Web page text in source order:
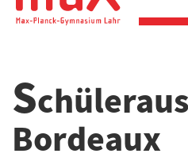
Hauptnavigation
S
Bordeaux